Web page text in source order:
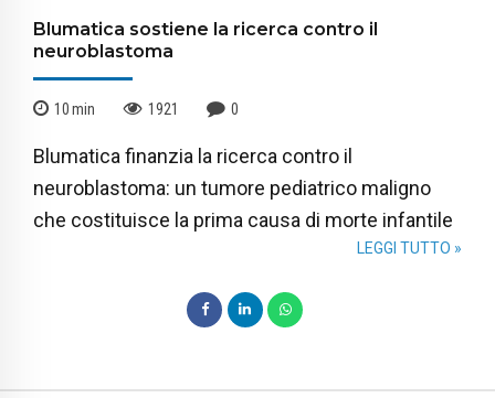
Blumatica sostiene la ricerca contro il
neuroblastoma
10min 1921 0
Blumatica finanzia la ricerca contro il
neuroblastoma: un tumore pediatrico maligno
che costituisce la prima causa di morte infantile
LEGGI TUTTO »